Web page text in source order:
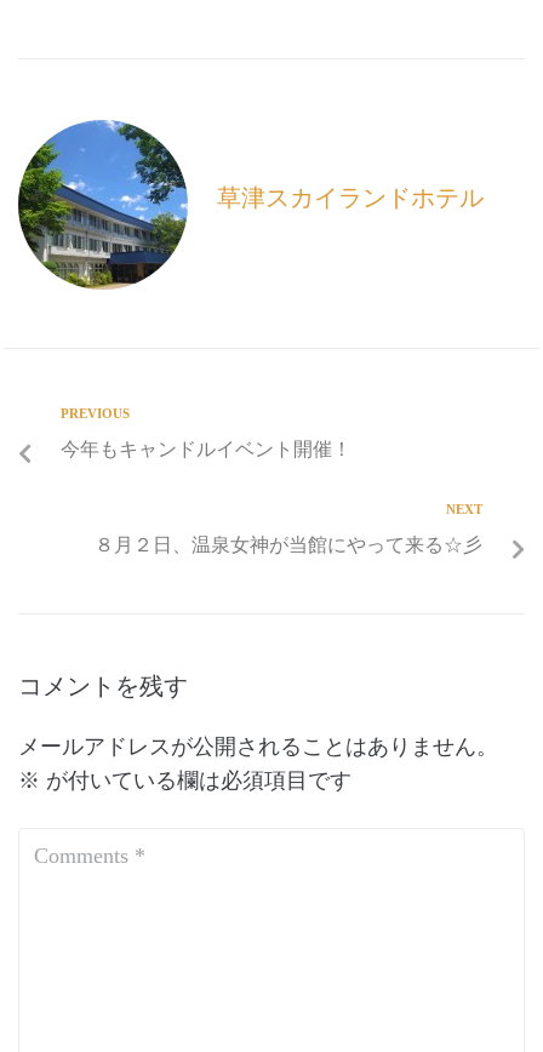
o
o
k
草津スカイランドホテル
PREVIOUS
今年もキャンドルイベント開催！
NEXT
８月２日、温泉女神が当館にやって来る☆彡
コメントを残す
メールアドレスが公開されることはありません。
※ が付いている欄は必須項目です